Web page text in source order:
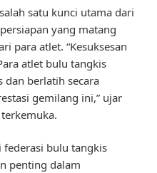
satu kunci utama dari
yang matang
para atlet. “Kesuksesan
atlet bulu tangkis
dan berlatih secara
gemilang ini,” ujar
federasi bulu tangkis
penting dalam